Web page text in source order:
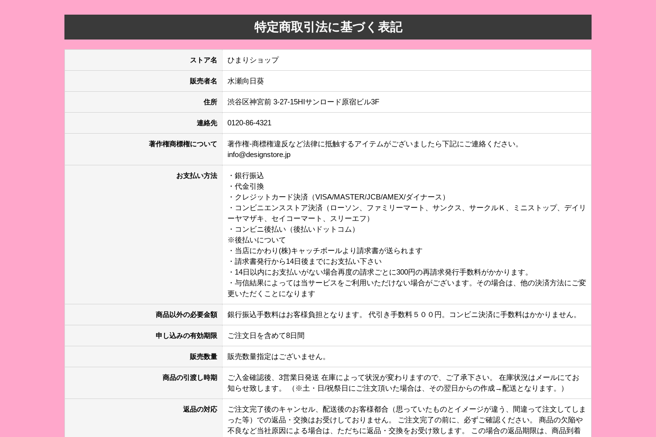
特定商取引法に基づく表記
ストア名 ひまりショップ
販売者名 水瀬向日葵
住所 渋谷区神宮前 3-27-15HIサンロード原宿ビル3F
連絡先 0120-86-4321
著作権商標権について
著作権-商標権違反など法律に抵触するアイテムがございましたら下記にご連絡ください。
info@designstore.jp
お支払い方法
・銀行振込
・代金引換
・クレジットカード決済（VISA/MASTER/JCB/AMEX/ダイナース）
・コンビニエンスストア決済（ローソン、ファミリーマート、サンクス、サークルＫ、ミニストップ、デイリ
ーヤマザキ、セイコーマート、スリーエフ）
・コンビニ後払い（後払いドットコム）
※後払いについて
・当店にかわり(株)キャッチボールより請求書が送られます
・請求書発行から14日後までにお支払い下さい
・14日以内にお支払いがない場合再度の請求ごとに300円の再請求発行手数料がかかります。
・与信結果によっては当サービスをご利用いただけない場合がございます。その場合は、他の決済方法にご変
更いただくことになります
商品以外の必要金額 銀行振込手数料はお客様負担となります。 代引き手数料５００円。コンビニ決済に手数料はかかりません。
申し込みの有効期限 ご注文日を含めて8日間
販売数量 販売数量指定はございません。
商品の引渡し時期
ご入金確認後、3営業日発送 在庫によって状況が変わりますので、ご了承下さい。 在庫状況はメールにてお
知らせ致します。 （※土・日/祝祭日にご注文頂いた場合は、その翌日からの作成→配送となります。）
返品の対応
ご注文完了後のキャンセル、配送後のお客様都合（思っていたものとイメージが違う、間違って注文してしま
った等）での返品・交換はお受けしておりません。 ご注文完了の前に、必ずご確認ください。 商品の欠陥や
不良など当社原因による場合は、ただちに返品・交換をお受け致します。 この場合の返品期限は、商品到着